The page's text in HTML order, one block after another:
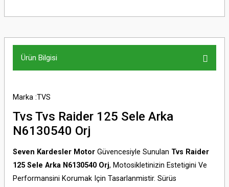
Ürün Bilgisi
Marka :TVS
Tvs Tvs Raider 125 Sele Arka
N6130540 Orj
Seven Kardesler Motor Güvencesiyle Sunulan Tvs Raider
125 Sele Arka N6130540 Orj, Motosikletinizin Estetigini Ve
Performansini Korumak Için Tasarlanmistir. Sürüs